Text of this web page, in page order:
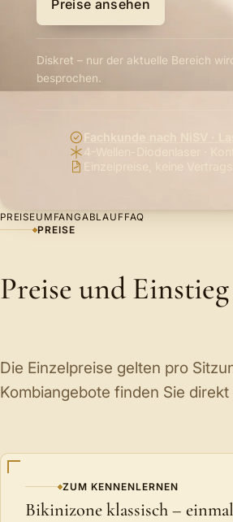
Preise ansehen
Diskret – nur der aktuelle Bereich
besprochen.
Fachkunde nach NiSV ·
4-Wellen-Diodenlaser ·
Einzelpreise, keine
PREISEUMFANGABLAUFFAQ
PREISE
Preise und Einstieg
Die Einzelpreise gelten pro
Kombiangebote finden Sie direkt
ZUM KENNENLERNEN
Bikinizone klassisch –